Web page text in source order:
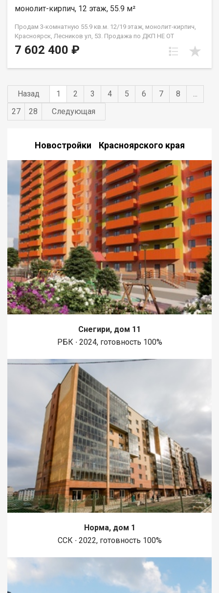
монолит-кирпич, 12 этаж, 55.9 м²
Продам 3-комнатную 55.9 кв.м. 12/19 этаж, монолит-кирпич,
Красноярск, Лесников ул, 53. Продажа по ДКП НЕ ОТ
ЗАСТРОЙЩИКА
7 602 400 ₽
Назад 1 2 3 4 5 6 7 8
...
27
28 Следующая
Новостройки Красноярского края
Снегири, дом 11
РБК ∙ 2024, готовность 100%
Норма, дом 1
ССК ∙ 2022, готовность 100%